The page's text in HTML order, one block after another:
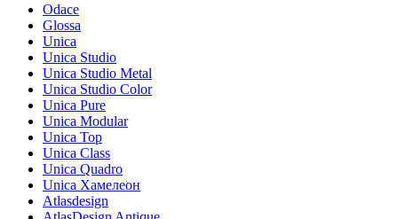
Odace
Glossa
Unica
Unica Studio
Unica Studio Metal
Unica Studio Color
Unica Pure
Unica Modular
Unica Top
Unica Class
Unica Quadro
Unica Хамелеон
Atlasdesign